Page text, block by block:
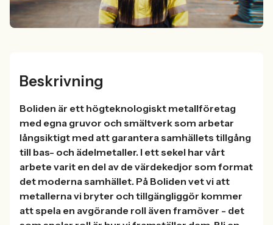
Beskrivning
Boliden är ett högteknologiskt metallföretag
med egna gruvor och smältverk som arbetar
långsiktigt med att garantera samhällets tillgång
till bas- och ädelmetaller. I ett sekel har vårt
arbete varit en del av de värdekedjor som format
det moderna samhället. På Boliden vet vi att
metallerna vi bryter och tillgängliggör kommer
att spela en avgörande roll även framöver - det